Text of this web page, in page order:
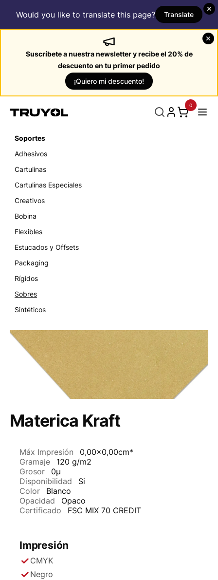
Would you like to translate this page? Translate
Suscríbete a nuestra newsletter y recibe el 20% de
descuento en tu primer pedido
¡Quiero mi descuento!
0
Soportes
Adhesivos
Cartulinas
Cartulinas Especiales
Creativos
Bobina
Flexibles
Estucados y Offsets
Packaging
Rígidos
Sobres
Sintéticos
Materica Kraft
Máx Impresión
0,00x0,00cm*
Gramaje
120 g/m2
Grosor
0µ
Disponibilidad
Si
Color
Blanco
Opacidad
Opaco
Certificado
FSC MIX 70 CREDIT
Impresión
CMYK
Negro